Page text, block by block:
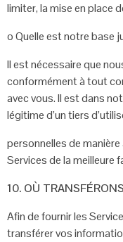
limiter, la mise en place
o Quelle est notre base
Il est nécessaire que
conformément àtout
avec vous. Il est dans
légitime d’un tiers
personnelles de
Services dela meilleure
10. OÙ
Afin de fournir les
transférer vos